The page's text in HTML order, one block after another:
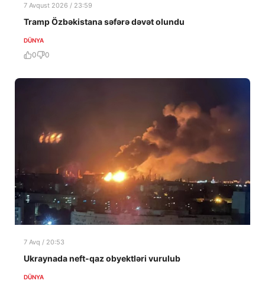
7 Avqust 2026 / 23:59
Tramp Özbəkistana səfərə dəvət olundu
DÜNYA
0 0
7 Avq / 20:53
Ukraynada neft-qaz obyektləri vurulub
DÜNYA